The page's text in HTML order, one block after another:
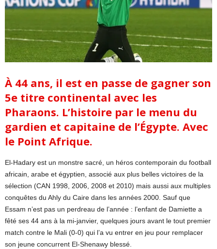
À 44 ans, il est en passe de gagner son
5e titre continental avec les
Pharaons. L’histoire par le menu du
gardien et capitaine de l’Égypte. Avec
le Point Afrique.
El-Hadary est un monstre sacré, un héros contemporain du football
africain, arabe et égyptien, associé aux plus belles victoires de la
sélection (CAN 1998, 2006, 2008 et 2010) mais aussi aux multiples
conquêtes du Ahly du Caire dans les années 2000. Sauf que
Essam n’est pas un perdreau de l’année : l’enfant de Damiette a
fêté ses 44 ans à la mi-janvier, quelques jours avant le tout premier
match contre le Mali (0-0) qui l’a vu entrer en jeu pour remplacer
son jeune concurrent El-Shenawy blessé.